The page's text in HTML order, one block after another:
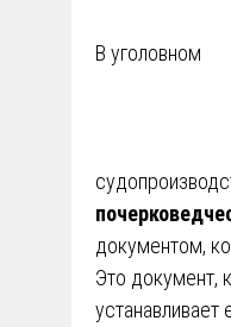
В уголовном
документом,
Это документ,